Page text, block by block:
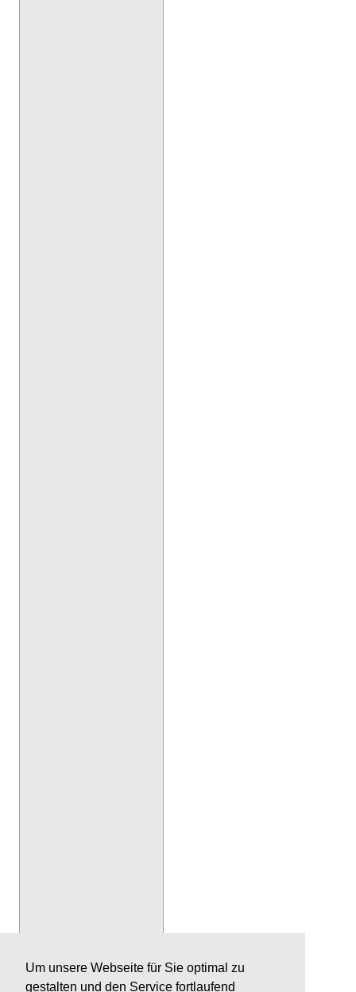
Um unsere Webseite für Sie optimal zu
gestalten und den Service fortlaufend